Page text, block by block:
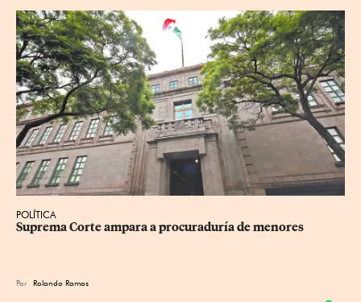
POLÍTICA
Suprema Corte ampara a procuraduría de menores
Por Rolando Ramos